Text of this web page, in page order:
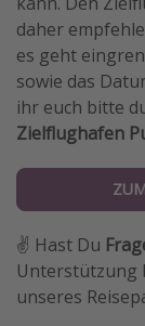
daher
es geht
sowie das
ihr euch bitte
Zielflughafen
✌️ Hast Du
Unterstützung
unseres